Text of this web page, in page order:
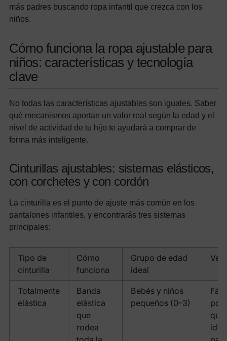
más padres buscando ropa infantil que crezca con los
niños.
Cómo funciona la ropa ajustable para
niños: características y tecnología
clave
No todas las características ajustables son iguales. Saber
qué mecanismos aportan un valor real según la edad y el
nivel de actividad de tu hijo te ayudará a comprar de
forma más inteligente.
Cinturillas ajustables: sistemas elásticos,
con corchetes y con cordón
La cinturilla es el punto de ajuste más común en los
pantalones infantiles, y encontrarás tres sistemas
principales:
Tipo de
cinturilla
Cómo
funciona
Grupo de edad
ideal
Totalmente
elástica
Banda
elástica
que
rodea
Bebés y niños
pequeños (0–3)